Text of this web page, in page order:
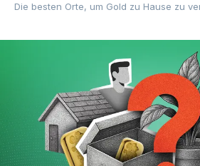
Die besten Orte, um Gold zu Hause zu